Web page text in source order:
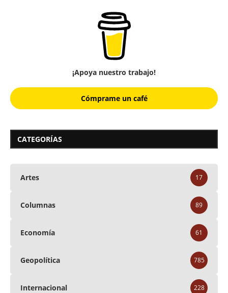
¡Apoya nuestro trabajo!
Cómprame un café
CATEGORÍAS
Artes 17
Columnas 89
Economía 61
Geopolítica 785
Internacional 228